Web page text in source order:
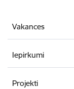
Vakances
Iepirkumi
Projekti